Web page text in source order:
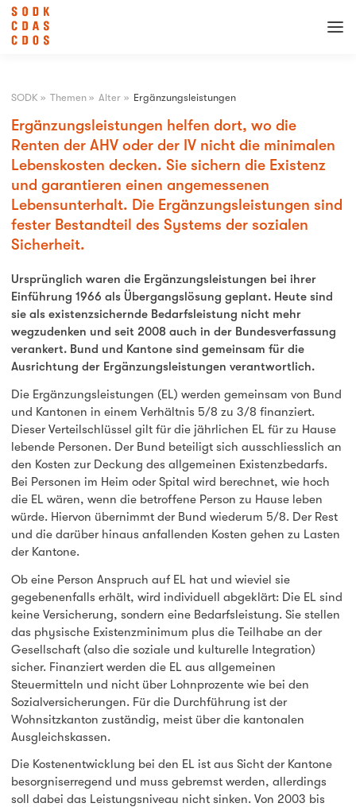
SODK » Themen » Alter » Ergänzungsleistungen
Ergänzungsleistungen helfen dort, wo die
Renten der AHV oder der IV nicht die minimalen
Lebenskosten decken. Sie sichern die Existenz
und garantieren einen angemessenen
Lebensunterhalt. Die Ergänzungsleistungen sind
fester Bestandteil des Systems der sozialen
Sicherheit.
Ursprünglich waren die Ergänzungsleistungen bei ihrer
Einführung 1966 als Übergangslösung geplant. Heute sind
sie als existenzsichernde Bedarfsleistung nicht mehr
wegzudenken und seit 2008 auch in der Bundesverfassung
verankert. Bund und Kantone sind gemeinsam für die
Ausrichtung der Ergänzungsleistungen verantwortlich.
Die Ergänzungsleistungen (EL) werden gemeinsam von Bund
und Kantonen in einem Verhältnis 5/8 zu 3/8 finanziert.
Dieser Verteilschlüssel gilt für die jährlichen EL für zu Hause
lebende Personen. Der Bund beteiligt sich ausschliesslich an
den Kosten zur Deckung des allgemeinen Existenzbedarfs.
Bei Personen im Heim oder Spital wird berechnet, wie hoch
die EL wären, wenn die betroffene Person zu Hause leben
würde. Hiervon übernimmt der Bund wiederum 5/8. Der Rest
und die darüber hinaus anfallenden Kosten gehen zu Lasten
der Kantone.
Ob eine Person Anspruch auf EL hat und wieviel sie
gegebenenfalls erhält, wird individuell abgeklärt: Die EL sind
keine Versicherung, sondern eine Bedarfsleistung. Sie stellen
das physische Existenzminimum plus die Teilhabe an der
Gesellschaft (also die soziale und kulturelle Integration)
sicher. Finanziert werden die EL aus allgemeinen
Steuermitteln und nicht über Lohnprozente wie bei den
Sozialversicherungen. Für die Durchführung ist der
Wohnsitzkanton zuständig, meist über die kantonalen
Ausgleichskassen.
Die Kostenentwicklung bei den EL ist aus Sicht der Kantone
besorgniserregend und muss gebremst werden, allerdings
soll dabei das Leistungsniveau nicht sinken. Von 2003 bis